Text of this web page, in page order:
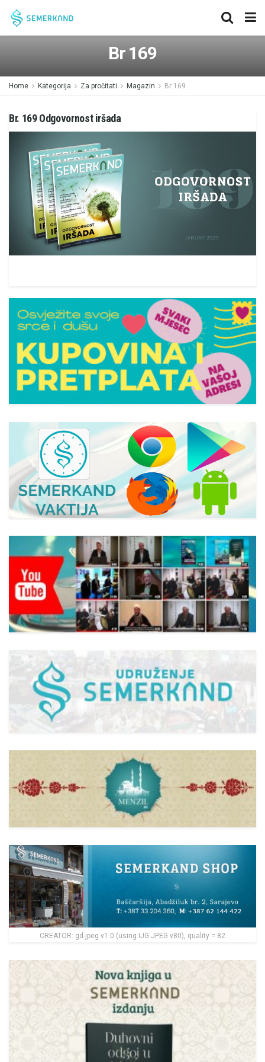
Br 169
Home Kategorija Za pročitati Magazin Br 169
Br. 169 Odgovornost iršada
CREATOR: gd-jpeg v1.0 (using IJG JPEG v80), quality = 82